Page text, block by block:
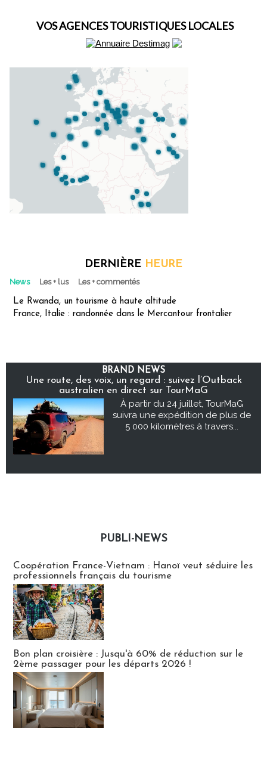
VOS AGENCES TOURISTIQUES LOCALES
DERNIÈRE HEURE
News Les + lus Les + commentés
Le Rwanda, un tourisme à haute altitude
France, Italie : randonnée dans le Mercantour frontalier
BRAND NEWS
Une route, des voix, un regard : suivez l’Outback
australien en direct sur TourMaG
À partir du 24 juillet, TourMaG
suivra une expédition de plus de
5 000 kilomètres à travers...
PUBLI-NEWS
Coopération France-Vietnam : Hanoï veut séduire les
professionnels français du tourisme
Bon plan croisière : Jusqu'à 60% de réduction sur le
2ème passager pour les départs 2026 !